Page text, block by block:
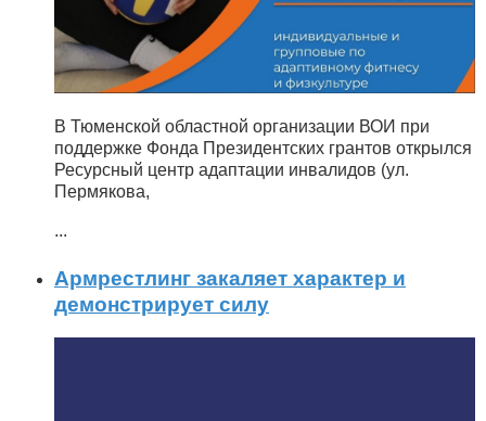
В Тюменской областной организации ВОИ при
поддержке Фонда Президентских грантов открылся
Ресурсный центр адаптации инвалидов (ул.
Пермякова,
...
Армрестлинг закаляет характер и
демонстрирует силу